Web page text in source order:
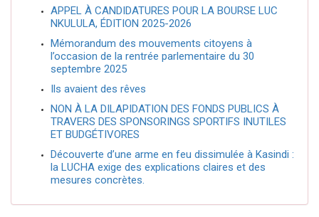
APPEL À CANDIDATURES POUR LA BOURSE LUC
NKULULA, ÉDITION 2025-2026
Mémorandum des mouvements citoyens à
l’occasion de la rentrée parlementaire du 30
septembre 2025
Ils avaient des rêves
NON À LA DILAPIDATION DES FONDS PUBLICS À
TRAVERS DES SPONSORINGS SPORTIFS INUTILES
ET BUDGÉTIVORES
Découverte d’une arme en feu dissimulée à Kasindi :
la LUCHA exige des explications claires et des
mesures concrètes.